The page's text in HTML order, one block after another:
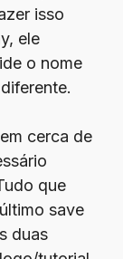
isso
ele
o nome
cerca de
que
save
duas